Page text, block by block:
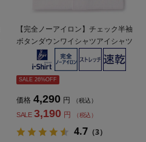
【完全ノーアイロン】チェック半袖
ボタンダウンワイシャツアイシャツ
形態安定ストレッチ吸水速乾春夏
SALE 26%OFF
価格 4,290 円 （税込）
SALE 3,190 円 （税込）
4.7 （3）